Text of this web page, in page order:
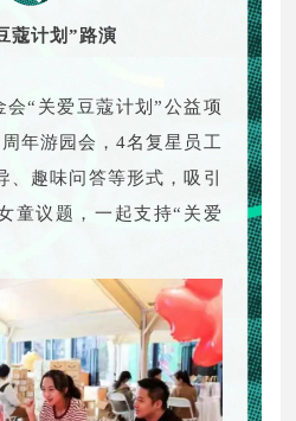
蔻计划”路演
“关爱豆蔻计划”公益项
年游园会，4名复星员工
、趣味问答等形式，吸引
童议题，一起支持“关爱